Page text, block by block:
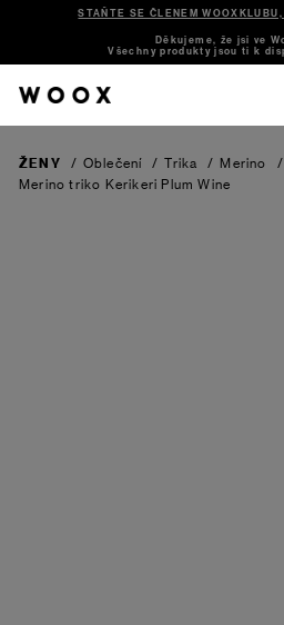
STAŇTE SE ČLENEM
Děkujeme, že jsi ve
Všechny produkty jsou ti k
ŽENY / Oblečení / Trika / Merino
/
Merino triko Kerikeri Plum Wine